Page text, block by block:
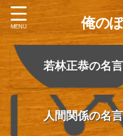
俺の
若林正恭の名言
人間関係の名言